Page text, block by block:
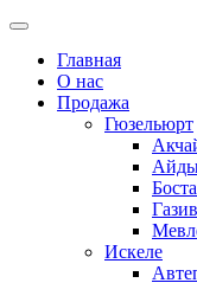
Главная
О нас
Продажа
Гюзельюрт
Искеле